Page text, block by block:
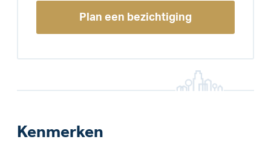
Plan een bezichtiging
Kenmerken